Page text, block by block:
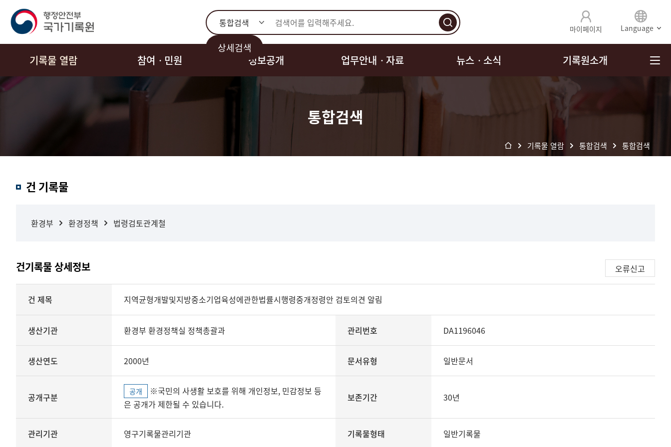
통합검색
상세검색
마이페이지 Language
기록물 열람 참여ㆍ민원 정보공개 업무안내ㆍ자료 뉴스ㆍ소식 기록원소개
통합검색
기록물 열람 통합검색 통합검색
검색건 기록물
환경부 환경정책 법령검토관계철
건기록물 상세정보
오류신고
건 제목 지역균형개발및지방중소기업육성에관한법률시행령중개정령안 검토의견 알림
생산기관 환경부 환경정책실 정책총괄과 관리번호 DA1196046
생산연도 2000년 문서유형 일반문서
공개구분 공개
은 공개가 제한될 수 있습니다.
보존기간 30년
관리기관 영구기록물관리기관 기록물형태 일반기록물